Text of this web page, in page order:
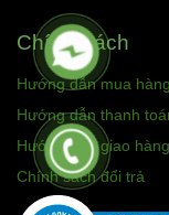
Chính Sách
Hướng dẫn mua hàng
Hướng dẫn thanh
Hướng dẫn giao hàng
Chính sách đổi trả